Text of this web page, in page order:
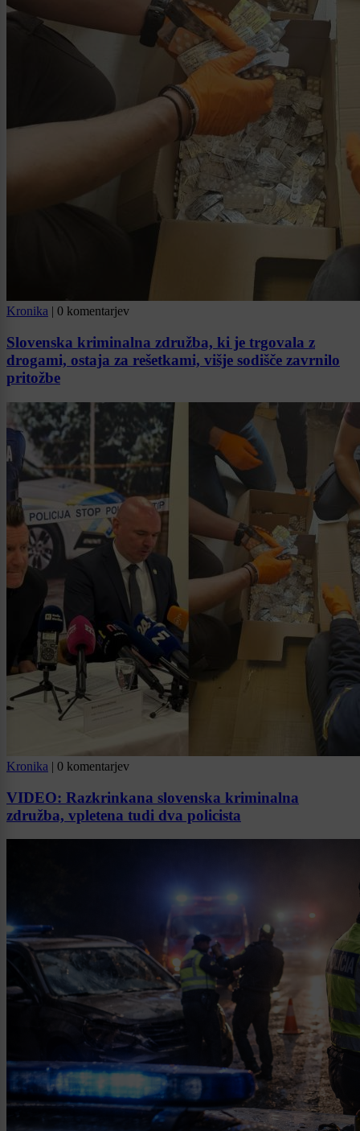
Kronika | 0 komentarjev
Slovenska kriminalna združba, ki je trgovala z
drogami, ostaja za rešetkami, višje sodišče zavrnilo
pritožbe
Kronika | 0 komentarjev
VIDEO: Razkrinkana slovenska kriminalna
združba, vpletena tudi dva policista